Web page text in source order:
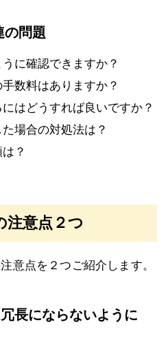
の問題
に確認できますか？
数料はありますか？
はどうすれば良いですか？
場合の対処法は？
？
注意点２つ
意点を２つご紹介します。
長にならないように